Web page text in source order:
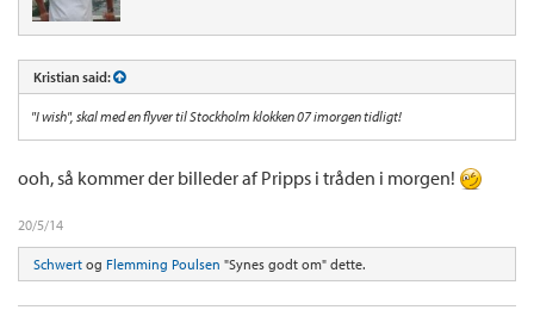
Kristian said:
"I wish", skal med en flyver til Stockholm klokken 07 imorgen tidligt!
ooh, så kommer der billeder af Pripps i tråden i morgen!
20/5/14
Schwert og Flemming Poulsen "Synes godt om" dette.